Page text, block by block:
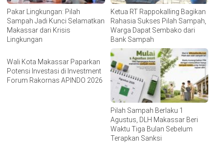
Pakar Lingkungan: Pilah
Sampah Jadi Kunci Selamatkan
Makassar dari Krisis
Lingkungan
Ketua RT Rappokalling Bagikan
Rahasia Sukses Pilah Sampah,
Warga Dapat Sembako dari
Bank Sampah
Wali Kota Makassar Paparkan
Potensi Investasi di Investment
Forum Rakornas APINDO 2026
Pilah Sampah Berlaku 1
Agustus, DLH Makassar Beri
Waktu Tiga Bulan Sebelum
Terapkan Sanksi